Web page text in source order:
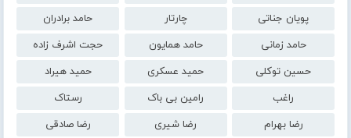
پویان جناتی
چارتار
حامد برادران
حامد زمانی
حامد همایون
حجت اشرف زاده
حسین توکلی
حمید عسکری
حمید هیراد
راغب
رامین بی باک
رستاک
رضا بهرام
رضا شیری
رضا صادقی